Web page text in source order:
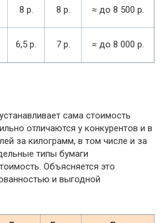
8 р. 8 р. ≈ до 8 500 р.
6,5 р. 7 р. ≈ до 8 000 р.
сама стоимость
отличаются у конкурентов и в
за килограмм, в том числе и за
типы бумаги
Объясняется это
и выгодной